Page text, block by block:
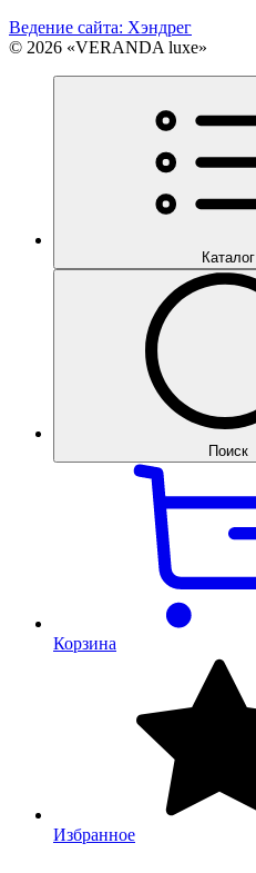
Ведение сайта: Хэндрег
© 2026 «VERANDA luxe»
Каталог
Поиск
Корзина
Избранное